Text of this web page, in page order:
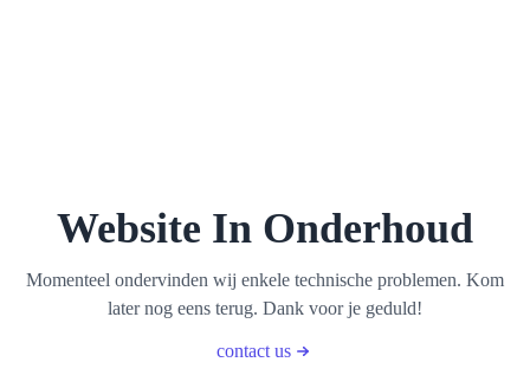
Website In Onderhoud
Momenteel ondervinden wij enkele technische problemen. Kom
later nog eens terug. Dank voor je geduld!
contact us